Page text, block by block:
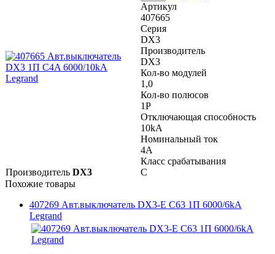
Артикул
407665
Серия
DX3
Производитель
DX3
Кол-во модулей
1,0
Кол-во полюсов
1P
Отключающая способность
10kA
Номинальный ток
4A
Класс срабатывания
C
Производитель DX3
Похожие товары
407269 Авт.выключатель DX3-E C63 1П 6000/6kA
Legrand